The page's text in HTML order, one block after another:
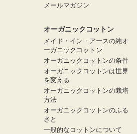
メールマガジン
オーガニックコットン
メイド・イン・アースの純オ
ーガニックコットン
オーガニックコットンの条件
オーガニックコットンは世界
を変える
オーガニックコットンの栽培
方法
オーガニックコットンのふる
さと
一般的なコットンについて